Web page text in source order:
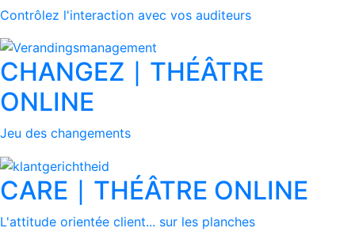
Contrôlez l'interaction avec vos auditeurs
CHANGEZ ∣ THÉÂTRE
ONLINE
Jeu des changements
CARE ∣ THÉÂTRE ONLINE
L'attitude orientée client... sur les planches